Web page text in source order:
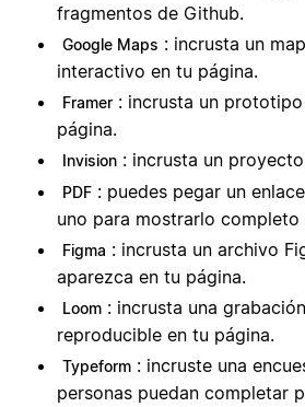
fragmentos de Github.
Google Maps : incrusta un
interactivo en tu página.
Framer : incrusta un
página.
Invision : incrusta un
PDF : puedes pegar un
uno para mostrarlo completo
Figma : incrusta un archivo
aparezca en tu página.
Loom : incrusta una
reproducible en tu página.
Typeform : incruste una
personas puedan completar